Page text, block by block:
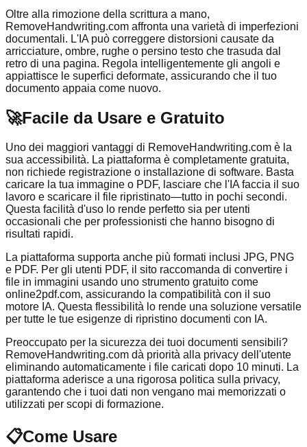
Oltre alla rimozione della scrittura a mano,
RemoveHandwriting.com affronta una varietà di imperfezioni
documentali. L'IA può correggere distorsioni causate da
arricciature, ombre, rughe o persino testo che trasuda dal
retro di una pagina. Regola intelligentemente gli angoli e
appiattisce le superfici deformate, assicurando che il tuo
documento appaia come nuovo.
🚀Facile da Usare e Gratuito
Uno dei maggiori vantaggi di RemoveHandwriting.com è la
sua accessibilità. La piattaforma è completamente gratuita,
non richiede registrazione o installazione di software. Basta
caricare la tua immagine o PDF, lasciare che l'IA faccia il suo
lavoro e scaricare il file ripristinato—tutto in pochi secondi.
Questa facilità d'uso lo rende perfetto sia per utenti
occasionali che per professionisti che hanno bisogno di
risultati rapidi.
La piattaforma supporta anche più formati inclusi JPG, PNG
e PDF. Per gli utenti PDF, il sito raccomanda di convertire i
file in immagini usando uno strumento gratuito come
online2pdf.com, assicurando la compatibilità con il suo
motore IA. Questa flessibilità lo rende una soluzione versatile
per tutte le tue esigenze di ripristino documenti con IA.
Preoccupato per la sicurezza dei tuoi documenti sensibili?
RemoveHandwriting.com dà priorità alla privacy dell'utente
eliminando automaticamente i file caricati dopo 10 minuti. La
piattaforma aderisce a una rigorosa politica sulla privacy,
garantendo che i tuoi dati non vengano mai memorizzati o
utilizzati per scopi di formazione.
📋Come Usare